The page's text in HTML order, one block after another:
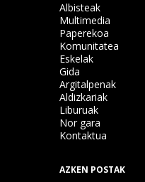
Albisteak
Multimedia
Paperekoa
Komunitatea
Eskelak
Gida
Argitalpenak
Aldizkariak
Liburuak
Nor gara
Kontaktua
AZKEN POSTAK